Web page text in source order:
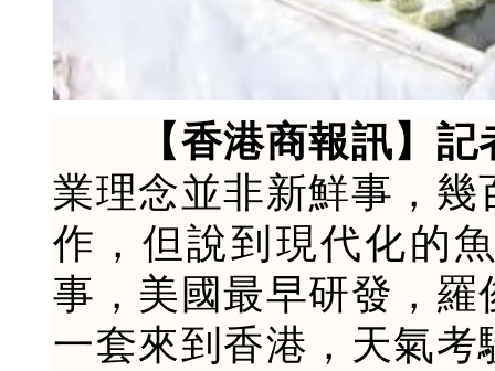
【香港商報訊】
業理念並非新鮮事，
作，但說到現代化的
事，美國最早研發，
一套來到香港，天氣